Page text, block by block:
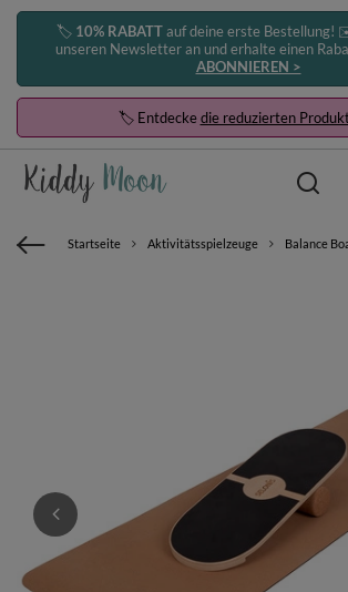
🏷️ 10% RABATTauf deine erste Bestellung!
unseren Newsletter an und erhalte einen
ABONNIEREN >
🏷️ Entdeckedie reduzierten
Startseite Aktivitätsspielzeuge Balance